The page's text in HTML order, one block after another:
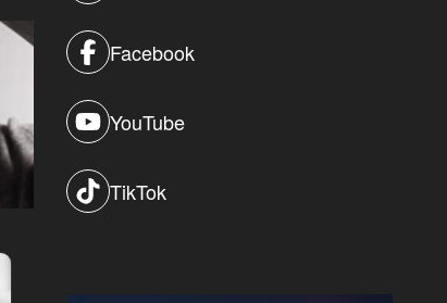
Facebook
YouTube
TikTok